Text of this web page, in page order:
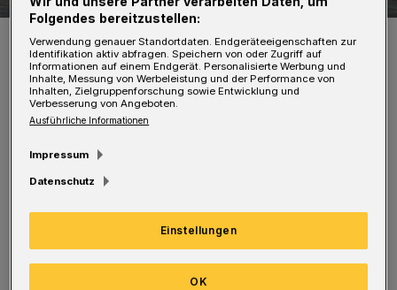
Foto: Dennis Polz
es immer wieder neue Fälle,
Quarantäneanordnungen werden häufiger: Das
Gesundheitsamt ist zurzeit mehr als gefragt.
Folgendes bereitzustellen:
Verwendung genauer Standortdaten. Endgeräteeigenschaften zur
Identifikation aktiv abfragen. Speichern von oder Zugriff auf
Informationen auf einem Endgerät. Personalisierte Werbung und
Inhalte, Messung von Werbeleistung und der Performance von
Inhalten, Zielgruppenforschung sowie Entwicklung und
Verbesserung von Angeboten.
Ausführliche Informationen
Impressum
Datenschutz
Einstellungen
OK